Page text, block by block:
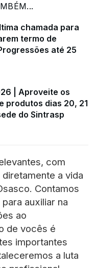
chamada para
termo de
até 25
| Aproveite os
produtos dias 20, 21
do Sintrasp
com
a vida
Contamos
auxiliar na
ao
de vocês é
importantes
a luta